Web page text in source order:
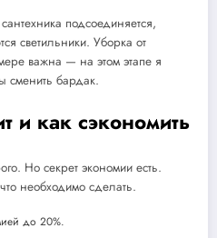
подсоединяется,
светильники. Уборка от
важна — на этом этапе я
сменить бардак.
и как сэкономить
Но секрет экономии есть.
необходимо сделать.
до 20%.